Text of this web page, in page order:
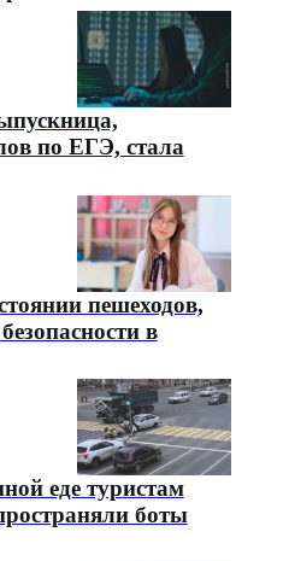
по ЕГЭ, стала
пешеходов,
в
еде туристам
боты